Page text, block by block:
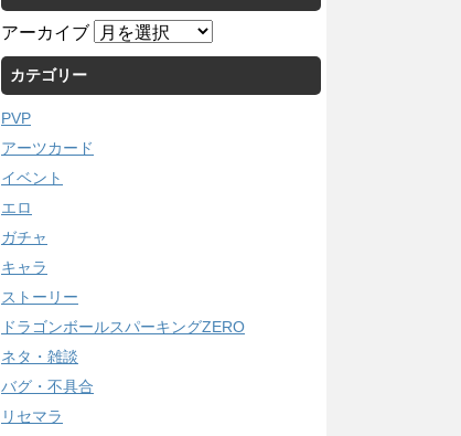
アーカイブ
カテゴリー
PVP
アーツカード
イベント
エロ
ガチャ
キャラ
ストーリー
ドラゴンボールスパーキングZERO
ネタ・雑談
バグ・不具合
リセマラ